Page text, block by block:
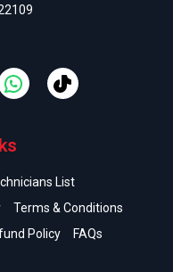
List
Terms & Conditions
Policy FAQs